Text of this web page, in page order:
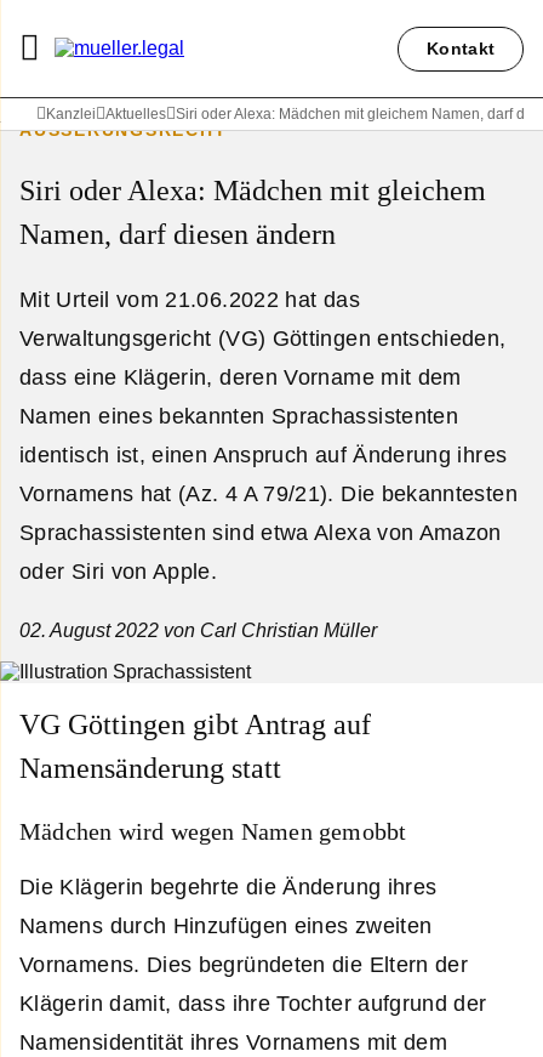
Kontakt
Kanzlei Aktuelles Siri oder Alexa: Mädchen mit gleichem Namen, darf
ÄUSSERUNGSRECHT
Siri oder Alexa: Mädchen mit gleichem
Namen, darf diesen ändern
Mit Urteil vom 21.06.2022 hat das
Verwaltungsgericht (VG) Göttingen entschieden,
dass eine Klägerin, deren Vorname mit dem
Namen eines bekannten Sprachassistenten
identisch ist, einen Anspruch auf Änderung ihres
Vornamens hat (Az. 4 A 79/21). Die bekanntesten
Sprachassistenten sind etwa Alexa von Amazon
oder Siri von Apple.
02. August 2022 von Carl Christian Müller
VG Göttingen gibt Antrag auf
Namensänderung statt
Mädchen wird wegen Namen gemobbt
Die Klägerin begehrte die Änderung ihres
Namens durch Hinzufügen eines zweiten
Vornamens. Dies begründeten die Eltern der
Klägerin damit, dass ihre Tochter aufgrund der
Namensidentität ihres Vornamens mit dem